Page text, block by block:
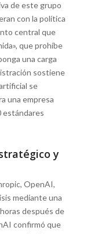
de este grupo
con la política
central que
que prohíbe
una carga
sostiene
se
una empresa
estándares
y
OpenAI,
mediante una
después de
confirmó que